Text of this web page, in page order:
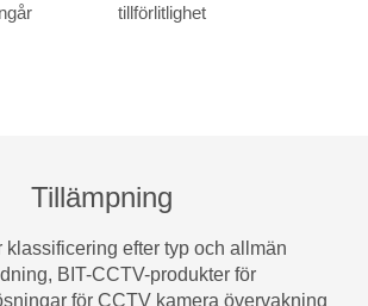
tillförlitlighet
Tillämpning
klassificering efter typ och allmän
BIT-CCTV-produkter för
för CCTV kamera övervakning